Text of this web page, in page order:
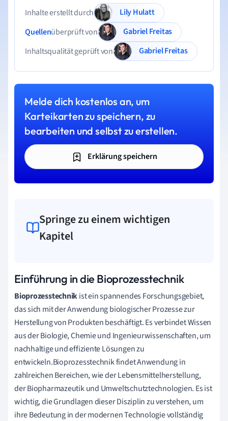
Inhalte erstellt durch
Lily Hulatt
Quellenüberprüft von
Gabriel Freitas
Inhaltsqualität geprüft von
Gabriel Freitas
Melde dich kostenlos an, um
Karteikarten zu speichern, zu
bearbeiten und selbst zu erstellen.
Erklärung speichern
Springe zu einem wichtigen
Kapitel
Einführung in die Bioprozesstechnik
Bioprozesstechnikist ein spannendes Forschungsgebiet,
das sich mit der Anwendung biologischer Prozesse zur
Herstellung von Produkten beschäftigt. Es verbindet Wissen
aus der Biologie, Chemie und Ingenieurwissenschaften, um
nachhaltige und effiziente Lösungen zu
entwickeln.Bioprozesstechnik findet Anwendung in
zahlreichen Bereichen, wie der Lebensmittelherstellung,
der Biopharmazeutik und Umweltschutztechnologien. Es ist
wichtig, die Grundlagen dieser Disziplin zu verstehen, um
ihre Bedeutung in der modernen Technologie vollständig